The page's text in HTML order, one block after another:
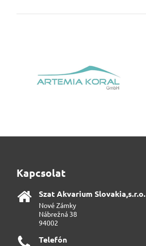
Kapcsolat
Szat Akvarium Slovakia,s​.r​.o​.
Nové Zámky
Nábrežná 38
94002
Telefón